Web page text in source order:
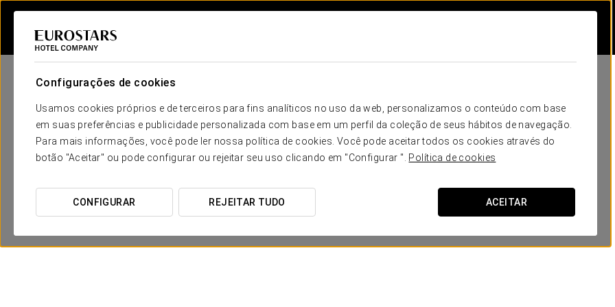
Configurações de cookies
Usamos cookies próprios e de terceiros para fins analíticos no uso da web, personalizamos o conteúdo com base
em suas preferências e publicidade personalizada com base em um perfil da coleção de seus hábitos de navegação.
Para mais informações, você pode ler nossa política de cookies. Você pode aceitar todos os cookies através do
botão "Aceitar" ou pode configurar ou rejeitar seu uso clicando em "Configurar ". Política de cookies
CONFIGURAR REJEITAR TUDO ACEITAR
Clean & Safe